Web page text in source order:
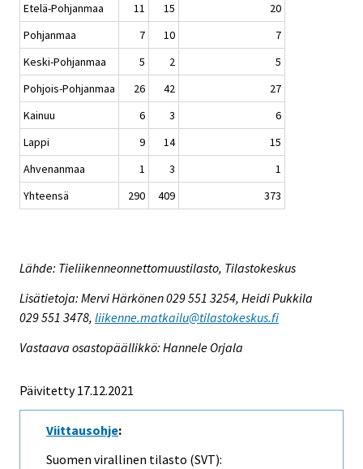
Etelä-Pohjanmaa
11 15
20
Pohjanmaa
7 10
7
Keski-Pohjanmaa
5 2
5
Pohjois-Pohjanmaa
26 42
27
Kainuu
6 3
6
Lappi
9 14
15
Ahvenanmaa
1 3
1
Yhteensä
290 409 373
Lähde: Tieliikenneonnettomuustilasto, Tilastokeskus
Lisätietoja: Mervi Härkönen 029 551 3254, Heidi Pukkila
029 551 3478, liikenne.matkailu@tilastokeskus.fi
Vastaava osastopäällikkö: Hannele Orjala
Päivitetty 17.12.2021
Viittausohje:
Suomen virallinen tilasto (SVT):